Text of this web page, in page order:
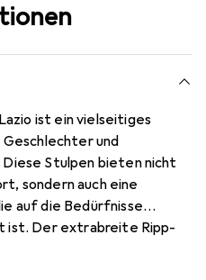
ist ein vielseitiges
und
Stulpen bieten nicht
sondern auch eine
auf die Bedürfnisse
ist. Der extrabreite Ripp-
Support bietet. Die